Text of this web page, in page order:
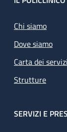
Chi siamo
Dove siamo
Carta dei servizi
Strutture
SERVIZI E